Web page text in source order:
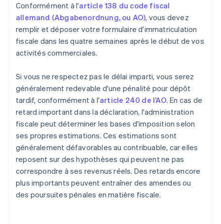
Conformément à l'article 138 du code fiscal
allemand (Abgabenordnung, ou AO), vous devez
remplir et déposer votre formulaire d'immatriculation
fiscale dans les quatre semaines après le début de vos
activités commerciales.
Si vous ne respectez pas le délai imparti, vous serez
généralement redevable d'une pénalité pour dépôt
tardif, conformément à l'article 240 de l’AO. En cas de
retard important dans la déclaration, l'administration
fiscale peut déterminer les bases d'imposition selon
ses propres estimations. Ces estimations sont
généralement défavorables au contribuable, car elles
reposent sur des hypothèses qui peuvent ne pas
correspondre à ses revenus réels. Des retards encore
plus importants peuvent entraîner des amendes ou
des poursuites pénales en matière fiscale.